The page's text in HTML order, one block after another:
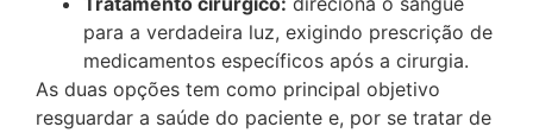
para a verdadeira luz, exigindo prescrição de
medicamentos específicos após a cirurgia.
As duas opções tem como principal objetivo
resguardar a saúde do paciente e, por se tratar de